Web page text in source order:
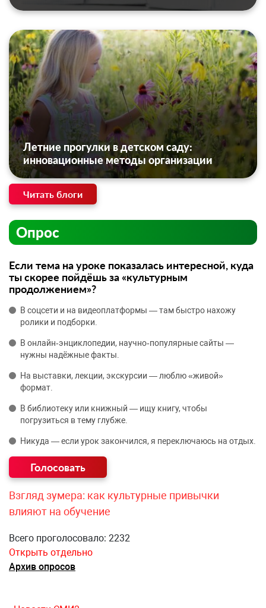
Летние прогулки в детском саду:
инновационные методы организации
Читать блоги
Опрос
Если тема на уроке показалась интересной, куда
ты скорее пойдёшь за «культурным
продолжением»?
В соцсети и на видеоплатформы — там быстро нахожу
ролики и подборки.
В онлайн‑энциклопедии, научно‑популярные сайты —
нужны надёжные факты.
На выставки, лекции, экскурсии — люблю «живой»
формат.
В библиотеку или книжный — ищу книгу, чтобы
погрузиться в тему глубже.
Никуда — если урок закончился, я переключаюсь на отдых.
Взгляд зумера: как культурные привычки
влияют на обучение
Всего проголосовало: 2232
Открыть отдельно
Архив опросов